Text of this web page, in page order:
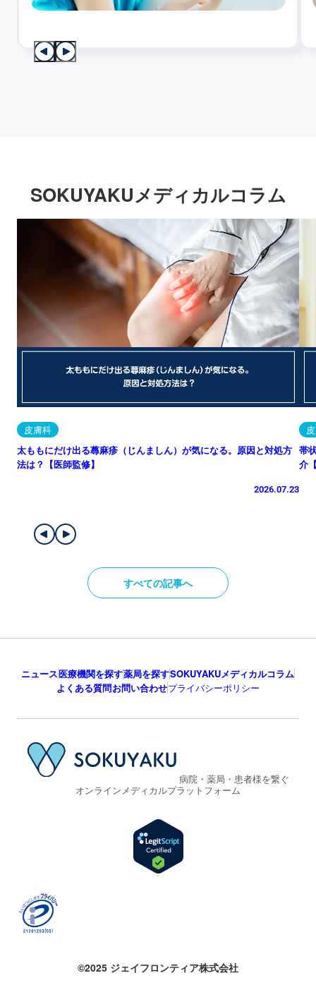
SOKUYAKUメディカルコラム
皮膚科
太ももにだけ出る蕁麻疹（じんましん）が気になる。原因と対処方
法は？【医師監修】
2026.07.23
帯
介
すべての記事へ
ニュース医療機関を探す薬局を探すSOKUYAKUメディカルコラム
よくある質問お問い合わせプライバシーポリシー
病院・薬局・患者様を繋ぐ
オンラインメディカルプラットフォーム
©2025 ジェイフロンティア株式会社